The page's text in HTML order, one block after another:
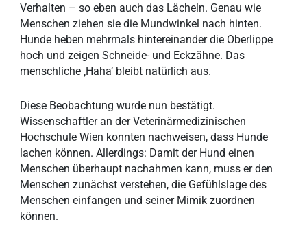
Verhalten – so eben auch das Lächeln. Genau wie
Menschen ziehen sie die Mundwinkel nach hinten.
Hunde heben mehrmals hintereinander die Oberlippe
hoch und zeigen Schneide- und Eckzähne. Das
menschliche ‚Haha‘ bleibt natürlich aus.
Diese Beobachtung wurde nun bestätigt.
Wissenschaftler an der Veterinärmedizinischen
Hochschule Wien konnten nachweisen, dass Hunde
lachen können. Allerdings: Damit der Hund einen
Menschen überhaupt nachahmen kann, muss er den
Menschen zunächst verstehen, die Gefühlslage des
Menschen einfangen und seiner Mimik zuordnen
können.